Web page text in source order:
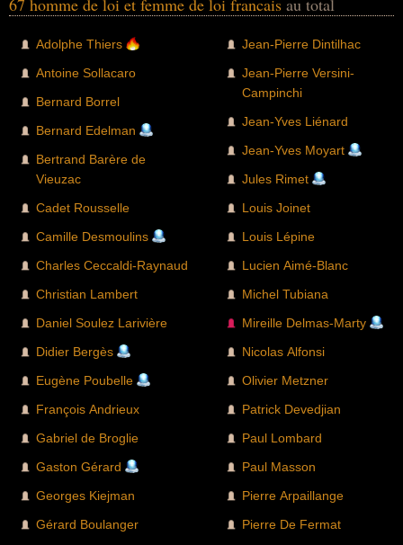
67 homme de loi et femme de loi francais au total
Adolphe Thiers
Antoine Sollacaro
Bernard Borrel
Bernard Edelman
Bertrand Barère de
Vieuzac
Cadet Rousselle
Camille Desmoulins
Charles Ceccaldi-Raynaud
Christian Lambert
Daniel Soulez Larivière
Didier Bergès
Eugène Poubelle
François Andrieux
Gabriel de Broglie
Gaston Gérard
Georges Kiejman
Gérard Boulanger
Jean-Pierre Dintilhac
Jean-Pierre Versini-
Campinchi
Jean-Yves Liénard
Jean-Yves Moyart
Jules Rimet
Louis Joinet
Louis Lépine
Lucien Aimé-Blanc
Michel Tubiana
Mireille Delmas-Marty
Nicolas Alfonsi
Olivier Metzner
Patrick Devedjian
Paul Lombard
Paul Masson
Pierre Arpaillange
Pierre De Fermat